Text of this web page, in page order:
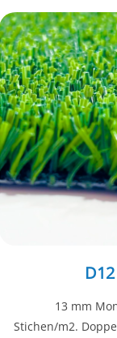
13 mm
Stichen/m2.